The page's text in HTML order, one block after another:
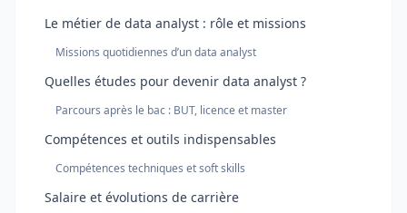
Le métier de data analyst : rôle et missions
Missions quotidiennes d’un data analyst
Quelles études pour devenir data analyst ?
Parcours après le bac : BUT, licence et master
Compétences et outils indispensables
Compétences techniques et soft skills
Salaire et évolutions de carrière